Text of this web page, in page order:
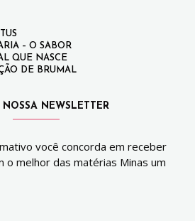
– O SABOR
QUE NASCE
DE BRUMAL
NOSSA NEWSLETTER
você concorda em receber
o melhor das matérias Minas um